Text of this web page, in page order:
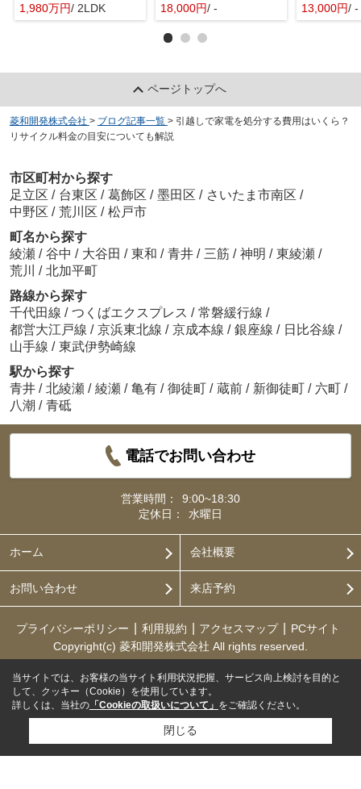
1,980万円/ 2LDK
18,000円/ - 13,000円/ -
ページトップへ
菱和開発株式会社 > ブログ記事一覧 > 引越しで家電を処分する費用はいくら？
リサイクル料金の目安についても解説
市区町村から探す
足立区 / 台東区 / 葛飾区 / 墨田区 / さいたま市南区 /
中野区 / 荒川区 / 松戸市
町名から探す
綾瀬 / 谷中 / 大谷田 / 東和 / 青井 / 三筋 / 神明 / 東綾瀬 /
荒川 / 北加平町
路線から探す
千代田線 / つくばエクスプレス / 常磐緩行線 /
都営大江戸線 / 京浜東北線 / 京成本線 / 銀座線 / 日比谷線 /
山手線 / 東武伊勢崎線
駅から探す
青井 / 北綾瀬 / 綾瀬 / 亀有 / 御徒町 / 蔵前 / 新御徒町 / 六町 /
八潮 / 青砥
電話でお問い合わせ
営業時間：
9:00~18:30
定休日：
水曜日
ホーム 会社概要
お問い合わせ 来店予約
プライバシーポリシー 利用規約 アクセスマップ
PCサイト
Copyright(c) 菱和開発株式会社 All rights reserved.
当サイトでは、お客様の当サイト利用状況把握、サービス向上検討を目的と
して、クッキー（Cookie）を使用しています。
詳しくは、当社の 「Cookieの取扱いについて」 をご確認ください。
閉じる